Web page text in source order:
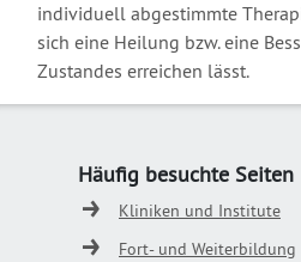
individuell abgestimmte
sich eine Heilung bzw. eine
Zustandes erreichen lässt.
Häufig besuchte Seiten
Kliniken und Institute
Fort- und Weiterbildung